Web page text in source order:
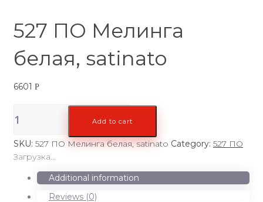
527 ПО Мелинга
белая, satinato
6601 Р
ПО
белая,
satinato
quantity
Add to cart
SKU: 527 ПО Мелинга белая, satinato Category: 527 ПО
Загрузка...
Additional information
Reviews (0)